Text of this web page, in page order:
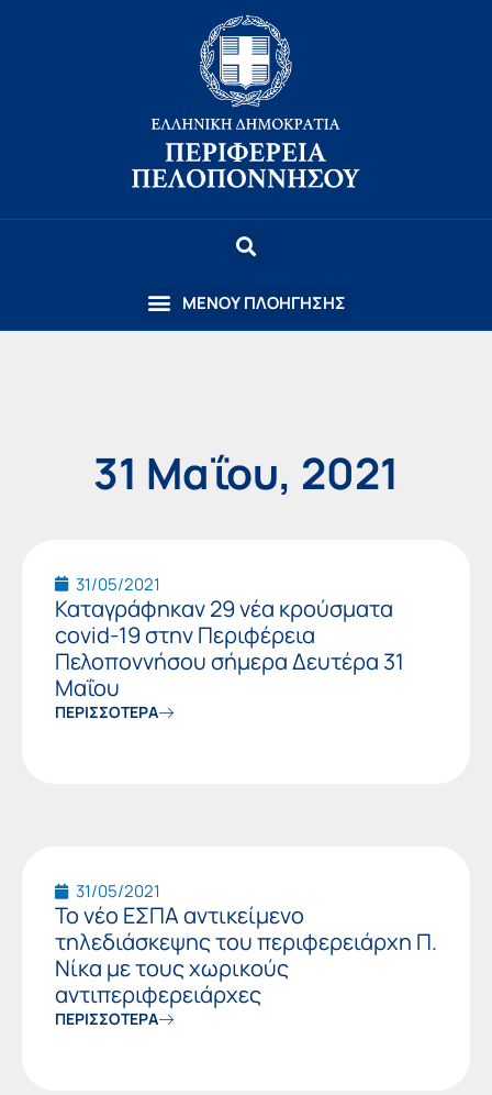
31 Μαΐου, 2021
31/05/2021
Καταγράφηκαν 29 νέα κρούσματα
covid-19 στην Περιφέρεια
Πελοποννήσου σήμερα Δευτέρα 31
Μαΐου
ΠΕΡΙΣΣΟΤΕΡΑ
31/05/2021
Το νέο ΕΣΠΑ αντικείμενο
τηλεδιάσκεψης του περιφερειάρχη Π.
Νίκα με τους χωρικούς
αντιπεριφερειάρχες
ΠΕΡΙΣΣΟΤΕΡΑ